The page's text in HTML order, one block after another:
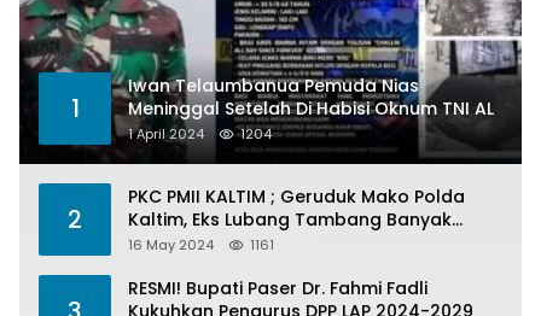
1
Iwan Telaumbanua Pemuda Nias
Meninggal Setelah Di Habisi Oknum TNI AL
1 April 2024 1204
2
PKC PMII KALTIM ; Geruduk Mako Polda
Kaltim, Eks Lubang Tambang Banyak
Menelan Korban
16 May 2024 1161
RESMI! Bupati Paser Dr. Fahmi Fadli
Kukuhkan Pengurus DPP LAP 2024-2029